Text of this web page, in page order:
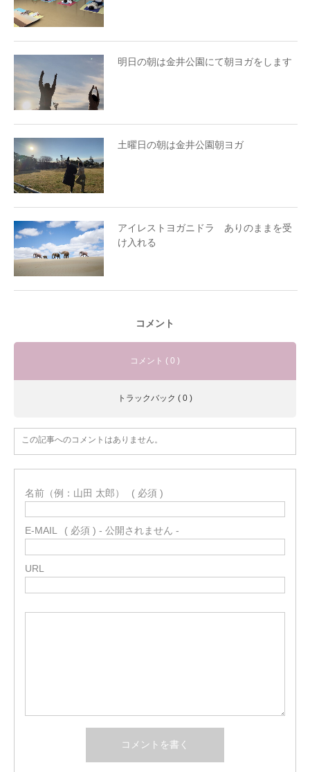
明日の朝は金井公園にて朝ヨガをします
土曜日の朝は金井公園朝ヨガ
アイレストヨガニドラ ありのままを受
け入れる
コメント
コメント ( 0 )
トラックバック ( 0 )
この記事へのコメントはありません。
名前（例：山田 太郎） ( 必須 )
E-MAIL ( 必須 ) - 公開されません -
URL